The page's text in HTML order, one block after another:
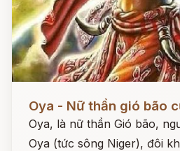
Oya - Nữ thần gió bão
Oya, là nữ thần Gió bão,
Oya (tức sông Niger), đôi